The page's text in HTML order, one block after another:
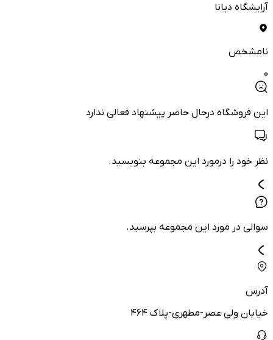
آرایشگاه دیانا
نامشخص
0
این فروشگاه درحال حاضر پیشنهاد فعالی ندارد
نظر خود را درمورد این مجموعه بنویسید.
سوالی در مورد این مجموعه بپرسید.
آدرس
خیابان ولی عصر-مطهری-پلاک ۴۶۴